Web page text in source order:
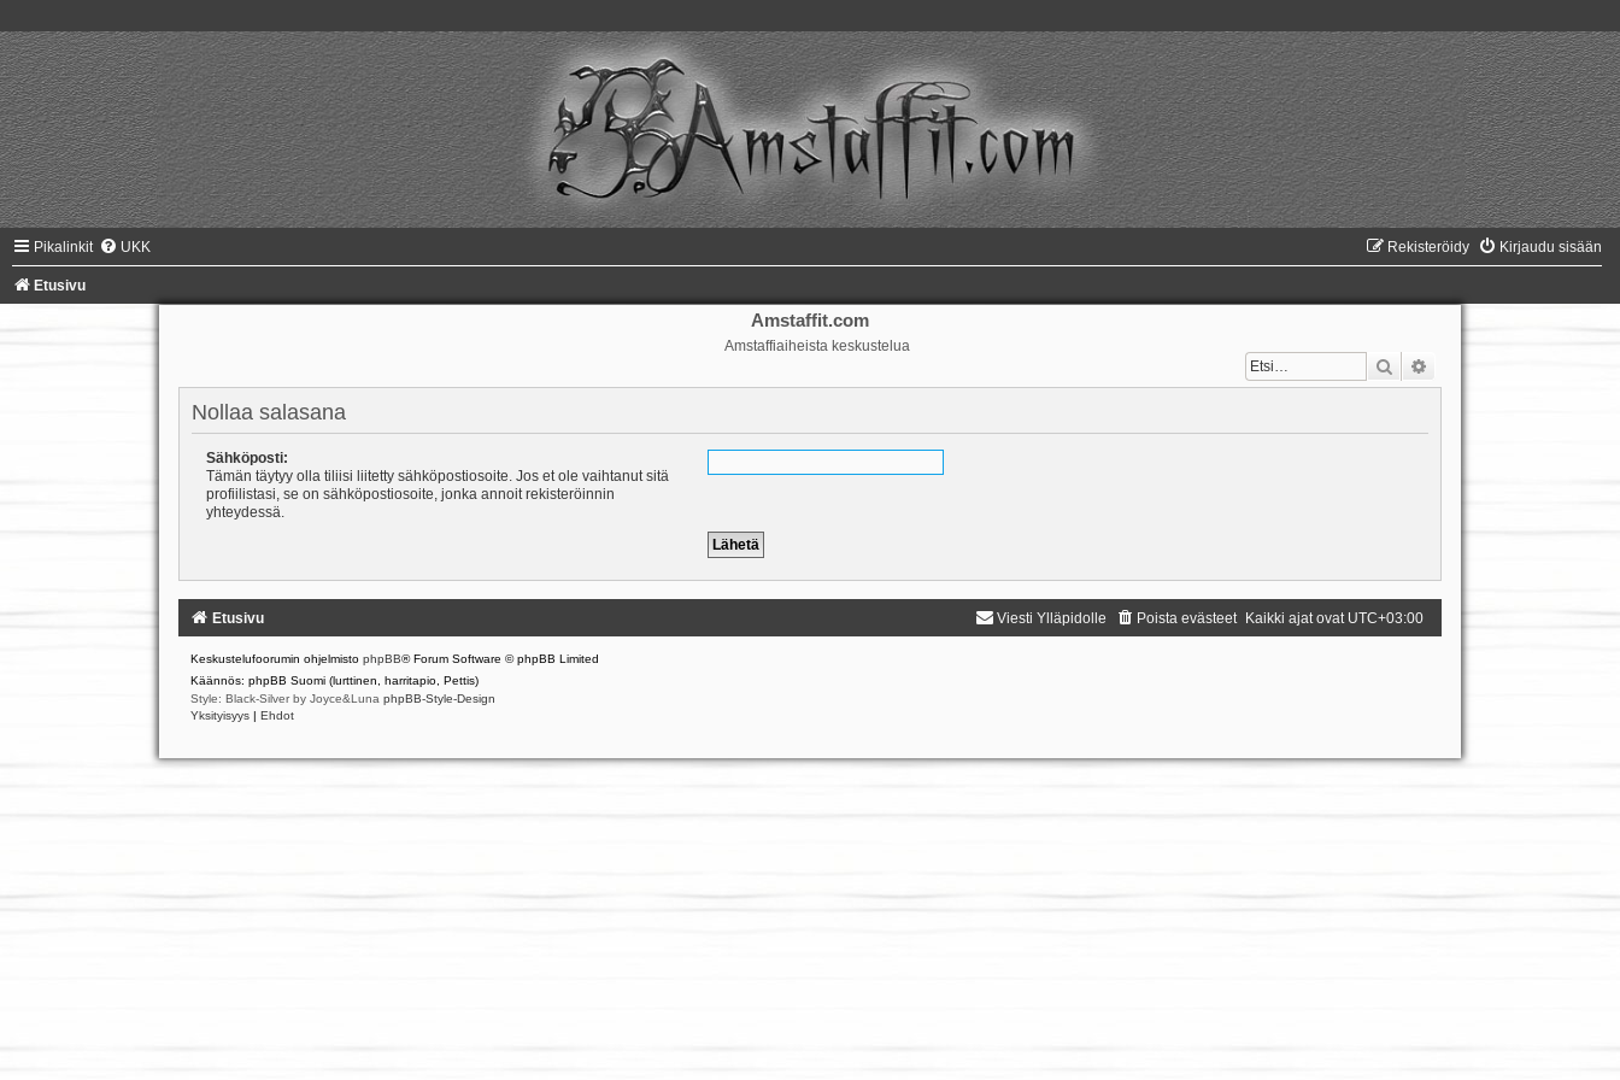
Pikalinkit UKK Kirjaudu sisään
Rekisteröidy
Etusivu
Amstaffit.com
Amstaffiaiheista keskustelua
Etsi
Nollaa salasana
Sähköposti:
Tämän täytyy olla tiliisi liitetty sähköpostiosoite. Jos et ole vaihtanut sitä
profiilistasi, se on sähköpostiosoite, jonka annoit rekisteröinnin
yhteydessä.
Etusivu Kaikki ajat ovat UTC+03:00
Poista evästeet
Viesti Ylläpidolle
Keskustelufoorumin ohjelmisto phpBB® Forum Software © phpBB Limited
Käännös: phpBB Suomi (lurttinen, harritapio, Pettis)
Style: Black-Silver by Joyce&Luna phpBB-Style-Design
Yksityisyys | Ehdot